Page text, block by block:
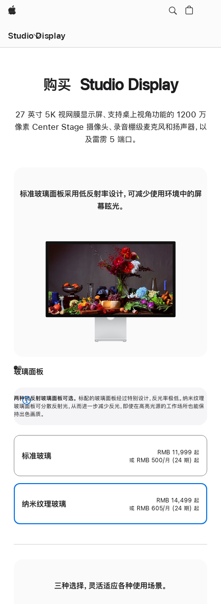
Apple
Studio Display
购买 Studio Display
27 英寸 5K 视网膜显示屏、支持桌上视角功能的 1200 万
像素 Center Stage 摄像头、录音棚级麦克风和扬声器，以
及雷雳 5 端口。
标准玻璃面板采用低反射率设计，可减少使用环境中的屏
幕眩光。
玻璃面板
两种抗反射玻璃面板可选。 标配的玻璃面板经过特别设计，反光率极低。纳米纹理
玻璃面板可分散反射光，从而进一步减少反光，即使在高亮光源的工作场所也能保
持出色画质。
展
开
标准玻璃 RMB 11,999 起
或 RMB 500/月 (24 期) 起
纳米纹理玻璃 RMB 14,499 起
或 RMB 605/月 (24 期) 起
三种选择，灵活适应各种使用场景。